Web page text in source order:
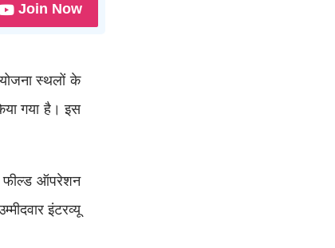
Join Now
स्थलों के
गया है। इस
फील्ड ऑपरेशन
इंटरव्यू